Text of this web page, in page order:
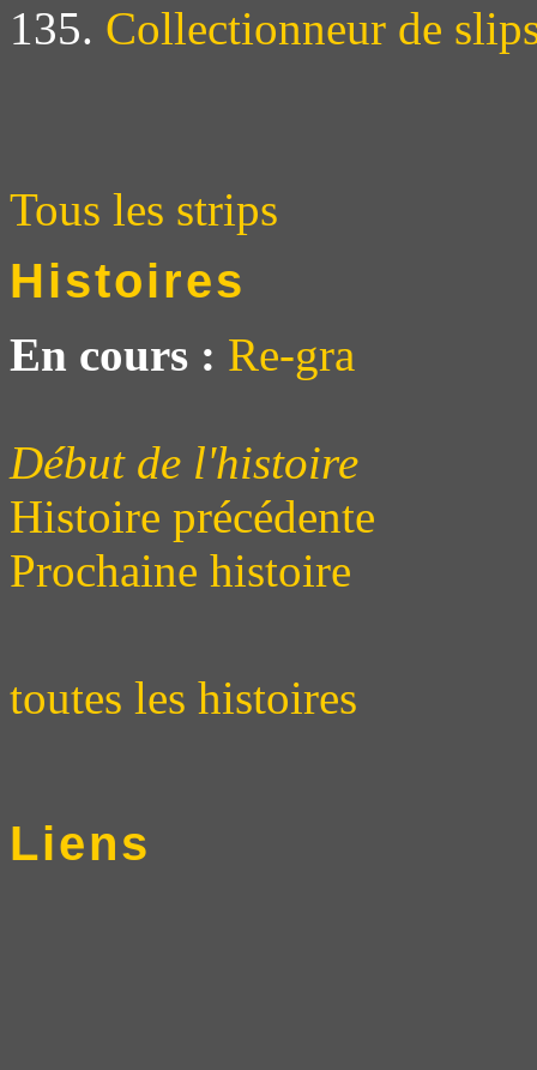
135. Collectionneur de
Tous les strips
Histoires
En cours : Re-gra
Début de l'histoire
Histoire précédente
Prochaine histoire
toutes les histoires
Liens